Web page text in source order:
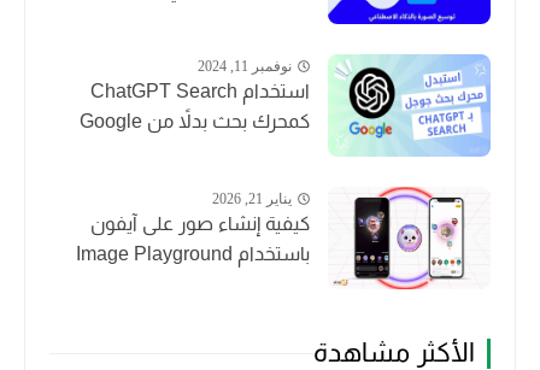
نوفمبر 11, 2024
استخدام ChatGPT Search
كمحرك بحث بدلاً من Google
يناير 21, 2026
كيفية إنشاء صور على آيفون
باستخدام Image Playground
الأكثر مشاهدة